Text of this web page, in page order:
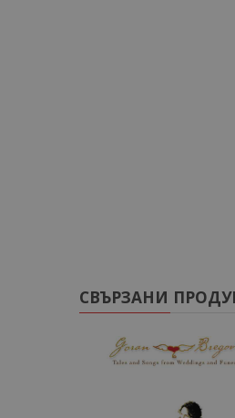
СВЪРЗАНИ